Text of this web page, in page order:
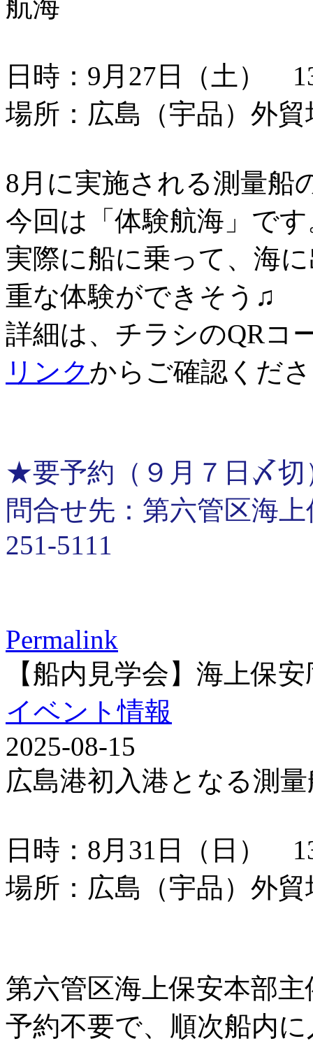
航海
日時：9月27日（土）
場所：広島（宇品）外
8月に実施される測量船
今回は「体験航海」で
実際に船に乗って、海
重な体験ができそう♫
詳細は、チラシのQRコ
リンクからご確認くだ
★要予約（９月７日〆切
問合せ先：第六管区海
251-5111
Permalink
【船内見学会】海上保
イベント情報
2025-08-15
広島港初入港となる測
日時：8月31日（日）
場所：広島（宇品）外
第六管区海上保安本部
予約不要で、順次船内